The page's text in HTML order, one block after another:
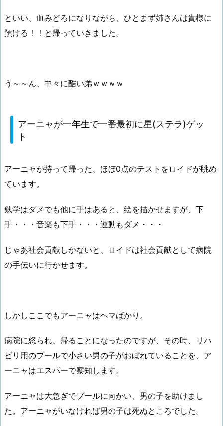
といい、血みどろになりながら、ひとまず姉さんは貴様に
預ける！！と帰っていきました。
う～～ん、中々に酷い弟ｗｗｗｗ
アーニャが一年生で一番最初に星(ステラ)ゲッ
ト
アーニャが持って帰った、ほぼ0点のテストをロイドが眺め
ています。
勉学はダメでも他に手はあると、絵を描かせますが、下
手・・・音楽も下手・・・運動もダメ・・・
じゃあ社会貢献しかないと、ロイドは社会貢献として病院
の手伝いに行かせます。
しかしここでもアーニャはヘマばかり。
病院に怒られ、帰ることになったのですが、その時、リハ
ビリ用のプールで小さい男の子がおぼれていることを、ア
ーニャはエスパーで察知します。
アーニャは大急ぎでプールに向かい、男の子を助けまし
た。アーニャがいなければ男の子は死ぬところでした。